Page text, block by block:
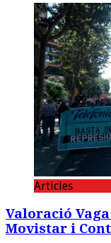
Articles
Valoració
Movistar i